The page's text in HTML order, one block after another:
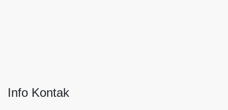
Info Kontak